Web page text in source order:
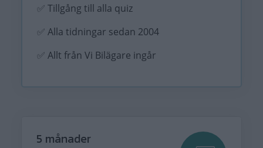
✅ Tillgång till alla quiz
✅ Alla tidningar sedan 2004
✅ Allt från Vi Bilägare ingår
5 månader